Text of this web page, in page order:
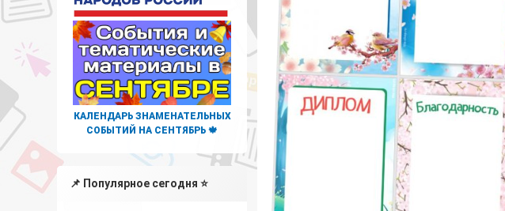
КАЛЕНДАРЬ ЗНАМЕНАТЕЛЬНЫХ
СОБЫТИЙ НА СЕНТЯБРЬ 🍁
📌 Популярное сегодня ⭐